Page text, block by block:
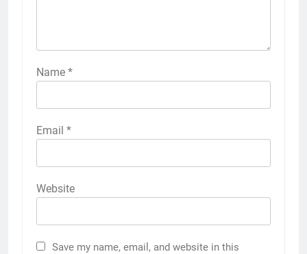
Name *
Email *
Website
Save my name, email, and website in this